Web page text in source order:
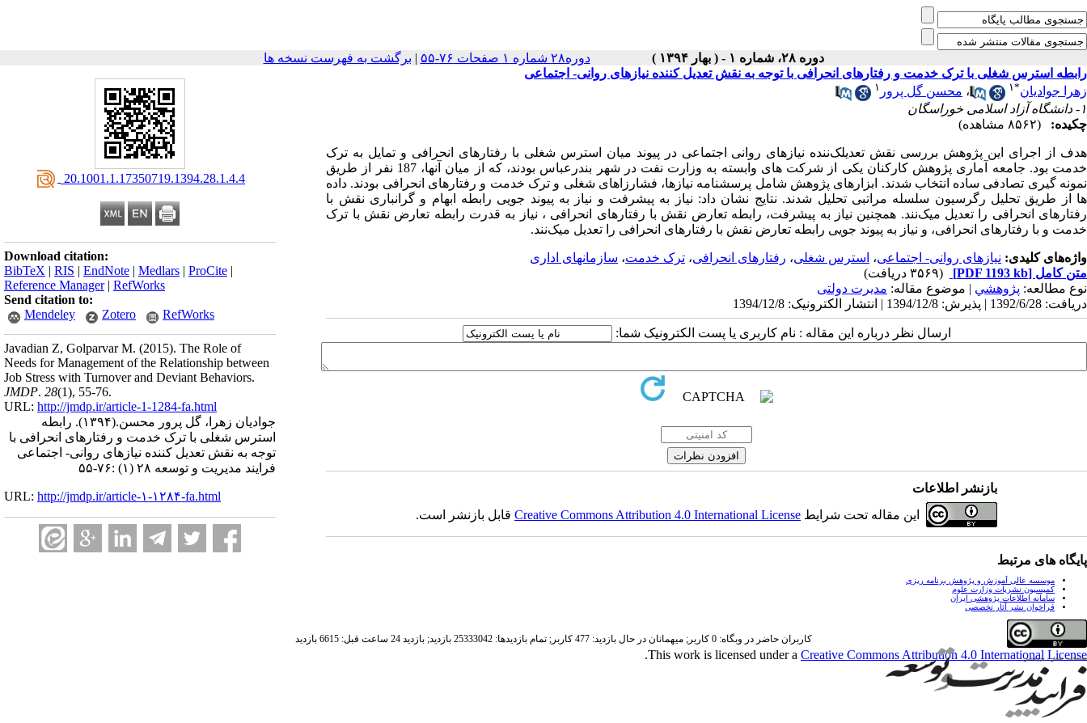
دوره ۲۸، شماره ۱ - ( بهار ۱۳۹۴ ) دوره۲۸ شماره ۱ صفحات ۷۶-۵۵ | برگشت به فهرست نسخه ها
‎ 20.1001.1.17350719.1394.28.1.4.4
Download citation:
BibTeX | RIS | EndNote | Medlars | ProCite |
Reference Manager| RefWorks
Send citation to:
Mendeley
Zotero RefWorks
Javadian Z, Golparvar M. (2015). The Role of
Needs for Management of the Relationship between
Job Stress with Turnover and Deviant Behaviors.
JMDP. 28(1), 55-76.
URL: http://jmdp.ir/article-1-1284-fa.html
جوادیان زهرا، گل پرور محسن.(۱۳۹۴).
رابطه
استرس شغلی با ترک خدمت و رفتارهای انحرافی با
توجه به نقش تعدیل کننده نیازهای روانی- اجتماعی
فرایند مدیریت و توسعه ۲۸ (۱) :۷۶-۵۵
URL: http://jmdp.ir/article-۱-۱۲۸۴-fa.html
رابطه استرس شغلی با ترک خدمت و رفتارهای انحرافی با توجه به نقش تعدیل کننده نیازهای روانی- اجتماعی
زهرا جوادیان*۱ ، محسن گل پرور ۱
۱- دانشگاه آزاد اسلامی خوراسگان
چکیده:
(۸۵۶۲ مشاهده)
هدف از اجرای این پژوهش بررسی نقش تعدیلک‌ننده نیازهای روانی اجتماعی در پیوند میان استرس شغلی با رفتارهای انحرافی و تمایل به ترک
خدمت بود. جامعه آماری پژوهش کارکنان یکی از شرکت های وابسته به وزارت نفت در شهر بندرعباس بودند، که از میان آنها، 187 نفر از طریق
نمونه گیری تصادفی ساده انتخاب شدند. ابزارهای پژوهش شامل پرسشنامه نیازها، فشارزاهای شغلی و ترک خدمت و رفتارهای انحرافی بودند. داده
ها از طریق تحلیل رگرسیون سلسله مراتبی تحلیل شدند. نتایج نشان داد: نیاز به پیشرفت و نیاز به پیوند جویی رابطه ابهام و گرانباری نقش با
رفتارهای انحرافی را تعدیل میک‌‌نند. همچنین نیاز به پیشرفت، رابطه تعارض نقش با رفتارهای انحرافی ، نیاز به قدرت رابطه تعارض نقش با ترک
خدمت و با رفتارهای انحرافی، و نیاز به پیوند جویی رابطه تعارض نقش با رفتارهای انحرافی را تعدیل میک‌نند.
واژه‌های کلیدی: نیازهای روانی- اجتماعی، استرس شغلی، رفتارهای انحرافی، ترک خدمت، سازمانهای اداری
متن کامل [PDF 1193 kb]
(۳۵۶۹ دریافت)
نوع مطالعه: پژوهشي | موضوع مقاله: مدیرت دولتی
دریافت: 1392/6/28 | پذیرش: 1394/12/8 | انتشار الکترونیک: 1394/12/8
ارسال نظر درباره این مقاله : نام کاربری یا پست الکترونیک شما:
بازنشر اطلاعات
این مقاله تحت شرایط Creative Commons Attribution 4.0 International Licenseقابل بازنشر است.
پایگاه های مرتبط
موسسه عالی آموزش و پژوهش برنامه ریزی
کمیسیون نشریات وزارت علوم
سامانه اطلاعات پژوهشی ایران
فراخوان نشر آثار تخصصی
This work is licensed under a Creative Commons Attribution 4.0 International License
.
کاربران حاضر در وبگاه: 0 کاربر; میهمانان در حال بازدید: 477 کاربر; تمام بازدید‌ها: 25333042 بازدید; بازدید 24 ساعت قبل: 6615 بازدید